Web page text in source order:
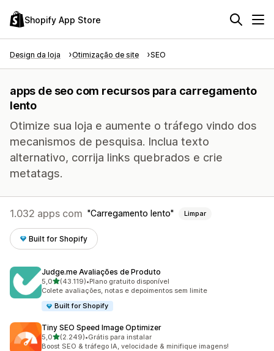
Shopify App Store
Design da loja Otimização de site SEO
apps de seo com recursos para carregamento
lento
Otimize sua loja e aumente o tráfego vindo dos
mecanismos de pesquisa. Inclua texto
alternativo, corrija links quebrados e crie
metatags.
1.032 apps com Carregamento lento Limpar
Built for Shopify
Judge.me Avaliações de Produto
5,0de 5 estrelas
(43.119)
43119 avaliações ao todo
•Plano gratuito disponível
Colete avaliações, notas e depoimentos sem limite
Built for Shopify
Tiny SEO Speed Image Optimizer
5,0de 5 estrelas
(2.249)
2249 avaliações ao todo
•Grátis para instalar
Boost SEO & tráfego IA, velocidade & minifique imagens!